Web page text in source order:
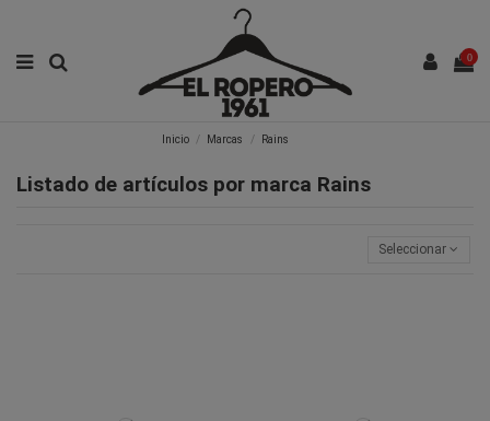
0
Inicio Marcas Rains
Listado de artículos por marca Rains
Seleccionar